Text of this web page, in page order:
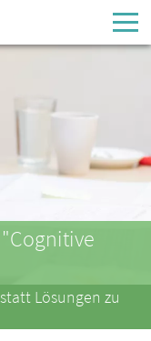
Passwort vergessen
Lösungen zu